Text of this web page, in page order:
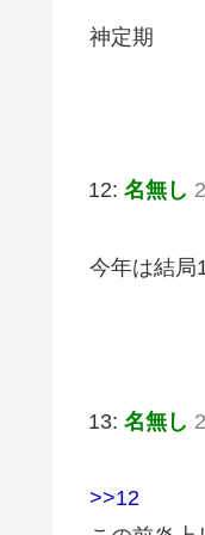
神定期
12: 名無し
今年は結局
13: 名無し
>>12